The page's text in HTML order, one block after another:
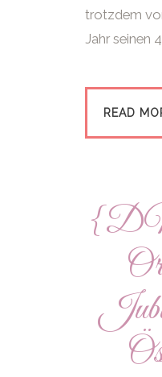
trotzdem
Jahr seinen
READ